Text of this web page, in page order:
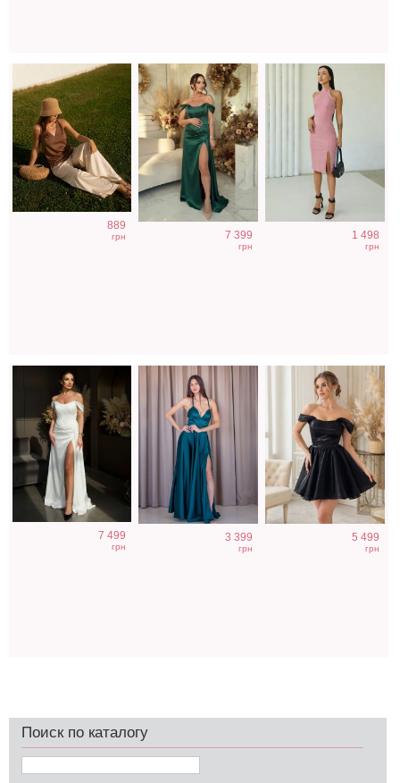
889
грн 7 399
грн
1 498
грн
7 499
грн
Нарядное
атласное платье
изумрудного
3 399
грн
Короткое черное
нарядное
короткое платье
5 499
грн
Поиск по каталогу